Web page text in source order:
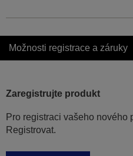
Možnosti registrace a záruky
Zaregistrujte produkt
Pro registraci vašeho nového
Registrovat.